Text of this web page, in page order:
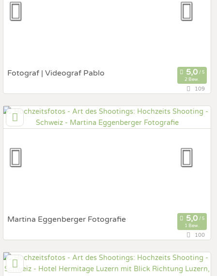
Fotobox mit Zubehör
Fotograf | Videograf Pablo
2 Bew.
Art des Shootings:
Prewedding Shooting
Hochzeits Shooting
Fotostory
Fotobox mit Zubehör
109
Martina Eggenberger Fotografie
1 Bew.
Art des Shootings:
Prewedding Shooting
100